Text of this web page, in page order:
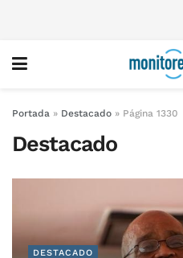
Portada » Destacado » Página 1330
Destacado
DESTACADO